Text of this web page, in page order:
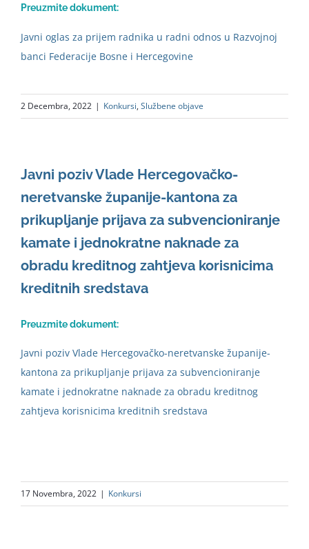
Preuzmite dokument:
Javni oglas za prijem radnika u radni odnos u Razvojnoj
banci Federacije Bosne i Hercegovine
2 Decembra, 2022 | Konkursi, Službene objave
Javni poziv Vlade Hercegovačko-
neretvanske županije-kantona za
prikupljanje prijava za subvencioniranje
kamate i jednokratne naknade za
obradu kreditnog zahtjeva korisnicima
kreditnih sredstava
Preuzmite dokument:
Javni poziv Vlade Hercegovačko-neretvanske županije-
kantona za prikupljanje prijava za subvencioniranje
kamate i jednokratne naknade za obradu kreditnog
zahtjeva korisnicima kreditnih sredstava
17 Novembra, 2022 | Konkursi